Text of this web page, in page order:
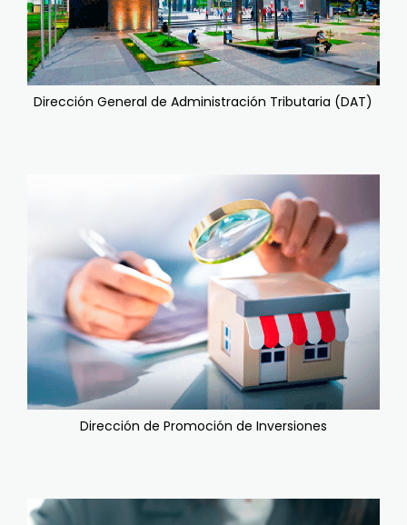
Dirección General de Administración Tributaria (DAT)
Dirección de Promoción de Inversiones